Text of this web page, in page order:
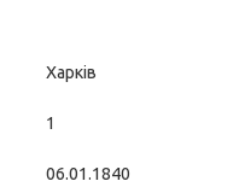
Харків
1
06.01.1840